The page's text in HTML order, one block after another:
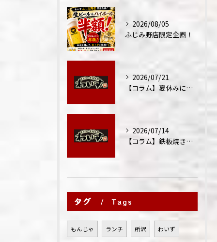
2026/08/05
ふじみ野店限定企画！
2026/07/21
【コラム】夏休みに家族外食が増える理由
2026/07/14
【コラム】鉄板焼きが"コミュニケーション飯"と呼ばれる理由
タグ Tags
もんじゃ ランチ 所沢 わいず